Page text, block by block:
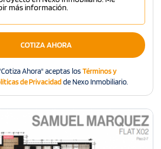
COTIZA AHORA
Ahora" aceptas los Términos y
de Privacidadde Nexo Inmobiliario.